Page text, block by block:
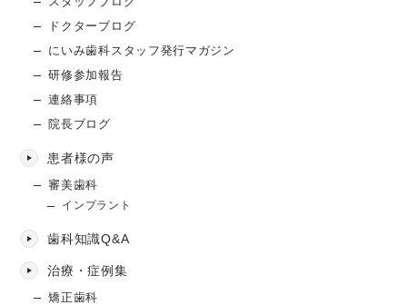
ドクターブログ
にいみ歯科スタッフ発行マガジン
研修参加報告
連絡事項
院長ブログ
患者様の声
審美歯科
インプラント
歯科知識Q&A
治療・症例集
矯正歯科